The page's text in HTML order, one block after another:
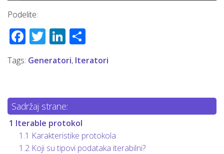
Podelite:
Facebook
TwitterLinkedIn
Tags: Generatori, Iteratori
Sadržaj strane:
1 Iterable protokol
1.1 Karakteristike protokola
1.2 Koji su tipovi podataka iterabilni?